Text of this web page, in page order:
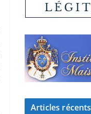
Articles récents